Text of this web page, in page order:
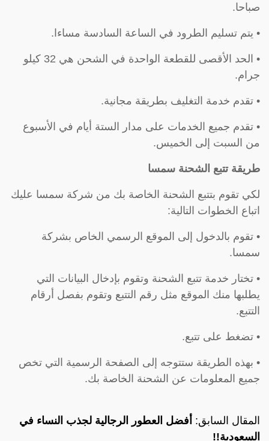
صباحا.
• يتم تسليم الطرود في الساعة السادسة مساءا.
• الحد الأقصى للقطعة الواحدة في الشحن هي 32 كيلو
جرام.
• تقدم خدمة التغليف بطريقة مجانية.
• تقدم جميع الخدمات على مدار الستة أيام في الأسبوع
من السبت إلى الخميس.
طريقة تتبع الشحنة سمسا
لكي تقوم بتتبع الشحنة الخاصة بك من شركة سمسا عليك
اتباع الخطوات التالية:
• تقوم بالدخول إلى الموقع الرسمي الخاص بشركة
سمسا.
• تختار خدمة تتبع الشحنة وتقوم بإدخال البيانات التي
يطلبها منك الموقع مثل رقم التتبع وتقوم بفصل أرقام
التتبع.
• تضغط على تتبع.
• بهذه الطريقة ستتوجه إلى الصفحة الرسمية التي تخص
جميع المعلومات عن الشحنة الخاصة بك.
المقال السابق: أفضل العطور الرجالية لجذب النساء في
السعودية!!